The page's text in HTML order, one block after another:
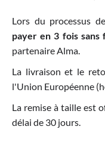
Lors du processus
payer en 3 fois sans
partenaire Alma.
La livraison et le
l'Union Européenne
La remise à taille est
délai de 30 jours.